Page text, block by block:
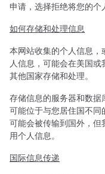
申请，选择拒绝将您的个
如何存储和处理信息
本网站收集的个人信息
人信息，可能会在美国
其他国家存储和处理。
存储信息的服务器和数
可能位于与您居住国不
可能会被传输到国外，
用个人信息。
国际信息传递